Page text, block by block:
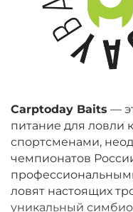
Carptoday Baits —
питание для ловли
спортсменами,
чемпионатов
ловят настоящих
уникальный